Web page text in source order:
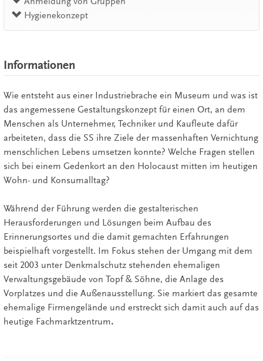
Hygienekonzept
Informationen
Wie entsteht aus einer Industriebrache ein Museum und was ist
das angemessene Gestaltungskonzept für einen Ort, an dem
Menschen als Unternehmer, Techniker und Kaufleute dafür
arbeiteten, dass die SS ihre Ziele der massenhaften Vernichtung
menschlichen Lebens umsetzen konnte? Welche Fragen stellen
sich bei einem Gedenkort an den Holocaust mitten im heutigen
Wohn- und Konsumalltag?
Während der Führung werden die gestalterischen
Herausforderungen und Lösungen beim Aufbau des
Erinnerungsortes und die damit gemachten Erfahrungen
beispielhaft vorgestellt. Im Fokus stehen der Umgang mit dem
seit 2003 unter Denkmalschutz stehenden ehemaligen
Verwaltungsgebäude von Topf & Söhne, die Anlage des
Vorplatzes und die Außenausstellung. Sie markiert das gesamte
ehemalige Firmengelände und erstreckt sich damit auch auf das
heutige Fachmarktzentrum.